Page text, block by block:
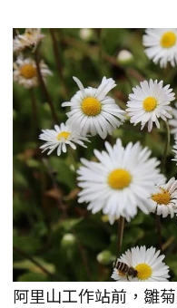
阿里山工作站前，雛